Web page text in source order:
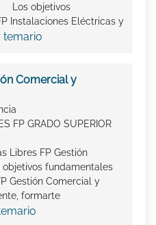
Los objetivos
Instalaciones Eléctricas y
temario
Comercial y
FP GRADO SUPERIOR
Libres FP Gestión
fundamentales
Gestión Comercial y
formarte